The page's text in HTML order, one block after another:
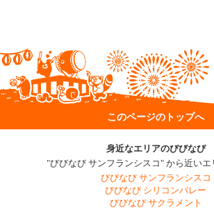
このページのトップへ
身近なエリアのびびなび
"びびなび サンフランシスコ" から近いエ
びびなび サンフランシスコ
びびなび シリコンバレー
びびなび サクラメント